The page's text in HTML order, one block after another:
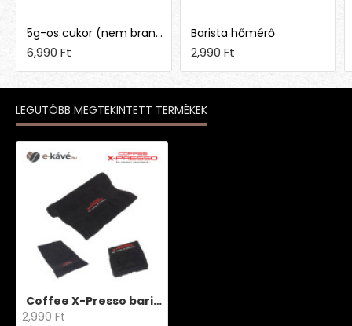
5g-os cukor (nem brandingelt)
6,990 Ft
Barista hőmérő
2,990 Ft
LEGUTÓBB MEGTEKINTETT TERMÉKEK
Coffee X-Presso barista törölköző
2,990 Ft